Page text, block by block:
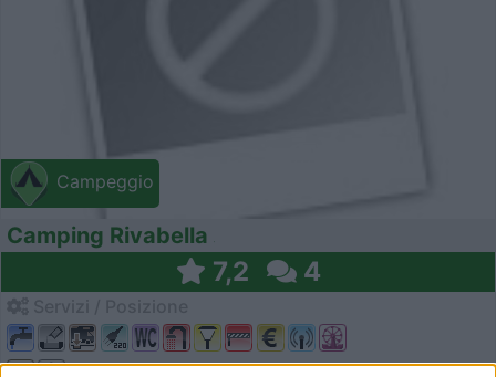
Campeggio
Camping Rivabella
7,2 4